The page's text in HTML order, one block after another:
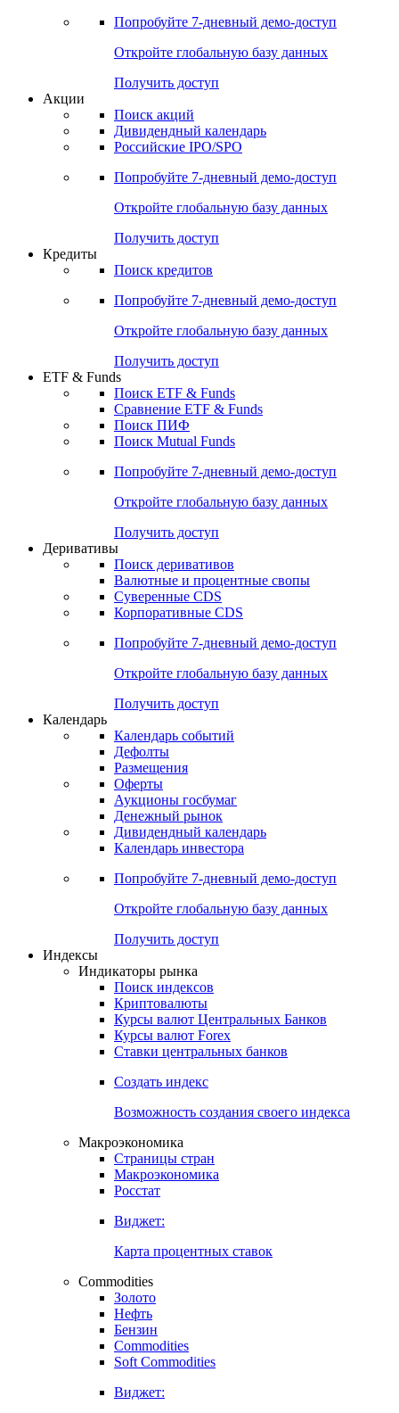
Попробуйте 7-дневный демо-доступ
Откройте глобальную базу данных
Получить доступ
Акции
Поиск акций
Дивидендный календарь
Российские IPO/SPO
Попробуйте 7-дневный демо-доступ
Откройте глобальную базу данных
Получить доступ
Кредиты
Поиск кредитов
Попробуйте 7-дневный демо-доступ
Откройте глобальную базу данных
Получить доступ
ETF & Funds
Поиск ETF & Funds
Сравнение ETF & Funds
Поиск ПИФ
Поиск Mutual Funds
Попробуйте 7-дневный демо-доступ
Откройте глобальную базу данных
Получить доступ
Деривативы
Поиск деривативов
Валютные и процентные свопы
Суверенные CDS
Корпоративные CDS
Попробуйте 7-дневный демо-доступ
Откройте глобальную базу данных
Получить доступ
Календарь
Календарь событий
Дефолты
Размещения
Оферты
Аукционы госбумаг
Денежный рынок
Дивидендный календарь
Календарь инвестора
Попробуйте 7-дневный демо-доступ
Откройте глобальную базу данных
Получить доступ
Индексы
Индикаторы рынка
Поиск индексов
Криптовалюты
Курсы валют Центральных Банков
Курсы валют Forex
Ставки центральных банков
Создать индекс
Возможность создания своего индекса
Макроэкономика
Страницы стран
Макроэкономика
Росстат
Виджет:
Карта процентных ставок
Commodities
Золото
Нефть
Бензин
Commodities
Soft Commodities
Виджет: